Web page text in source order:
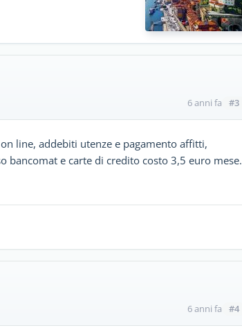
6 anni fa #3
line, addebiti utenze e pagamento affitti,
e carte di credito costo 3,5 euro mese.
6 anni fa #4